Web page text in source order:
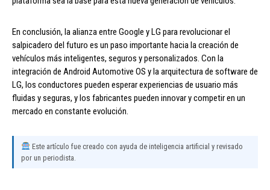
En conclusión, la alianza entre Google y LG para revolucionar el
salpicadero del futuro es un paso importante hacia la creación de
vehículos más inteligentes, seguros y personalizados. Con la
integración de Android Automotive OS y la arquitectura de software de
LG, los conductores pueden esperar experiencias de usuario más
fluidas y seguras, y los fabricantes pueden innovar y competir en un
mercado en constante evolución.
Este artículo fue creado con ayuda de inteligencia artificial y revisado
por un periodista.